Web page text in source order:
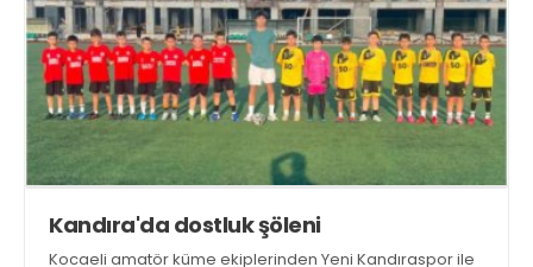
Kandıra'da dostluk şöleni
Kocaeli amatör küme ekiplerinden Yeni Kandıraspor ile